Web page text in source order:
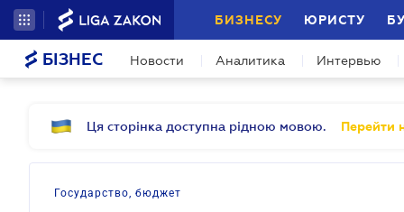
БИЗНЕСУ ЮРИСТУ
БІЗНЕС Новости Аналитика Интервью
Ця сторінка доступна рідною мовою. Перейти
Государство, бюджет